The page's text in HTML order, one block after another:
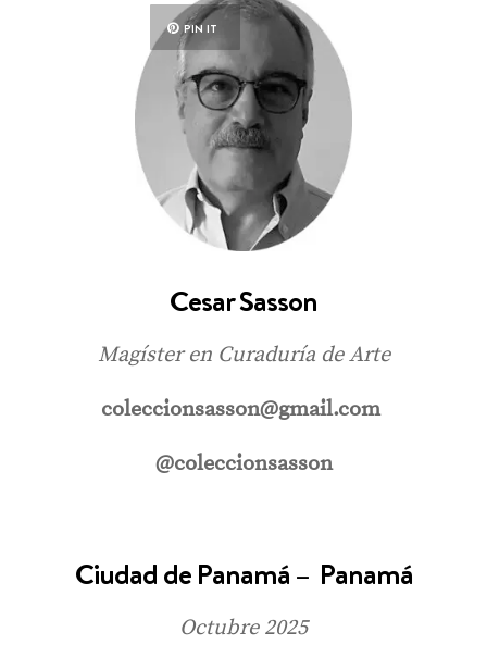
PIN IT
Cesar Sasson
Magíster en Curaduría de Arte
coleccionsasson@gmail.com
@coleccionsasson
Ciudad de Panamá – Panamá
Octubre 2025